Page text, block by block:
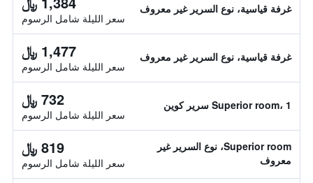
غرفة قياسية، نوع السرير غير معروف
سعر الليلة شامل الرسوم
غرفة قياسية، نوع السرير غير معروف 1,477 ﷼
سعر الليلة شامل الرسوم
Superior room، 1 سرير كوين 732 ﷼
سعر الليلة شامل الرسوم
Superior room، نوع السرير غير
معروف
819 ﷼
سعر الليلة شامل الرسوم